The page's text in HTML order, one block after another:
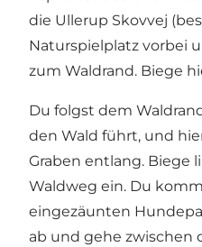
die Ullerup Skovvej
Naturspielplatz vorbei
zum Waldrand. Biege
Du folgst dem
den Wald führt, und
Graben entlang. Biege
Waldweg ein. Du
eingezäunten
ab und gehe zwischen